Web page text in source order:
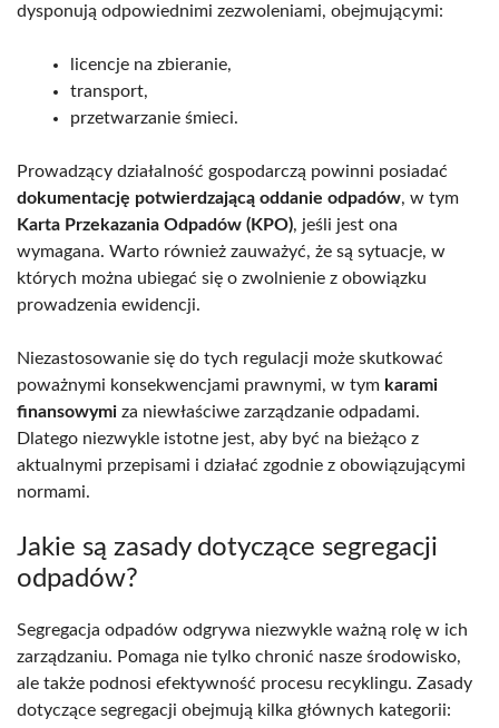
dysponują odpowiednimi zezwoleniami, obejmującymi:
licencje na zbieranie,
transport,
przetwarzanie śmieci.
Prowadzący działalność gospodarczą powinni posiadać
dokumentację potwierdzającą oddanie odpadów, w tym
Karta Przekazania Odpadów (KPO), jeśli jest ona
wymagana. Warto również zauważyć, że są sytuacje, w
których można ubiegać się o zwolnienie z obowiązku
prowadzenia ewidencji.
Niezastosowanie się do tych regulacji może skutkować
poważnymi konsekwencjami prawnymi, w tym karami
finansowymi za niewłaściwe zarządzanie odpadami.
Dlatego niezwykle istotne jest, aby być na bieżąco z
aktualnymi przepisami i działać zgodnie z obowiązującymi
normami.
Jakie są zasady dotyczące segregacji
odpadów?
Segregacja odpadów odgrywa niezwykle ważną rolę w ich
zarządzaniu. Pomaga nie tylko chronić nasze środowisko,
ale także podnosi efektywność procesu recyklingu. Zasady
dotyczące segregacji obejmują kilka głównych kategorii: